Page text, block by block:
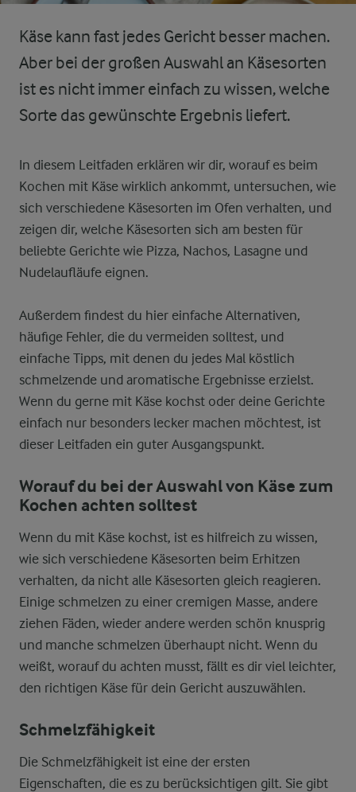
Käse kann fast jedes Gericht besser machen.
Aber bei der großen Auswahl an Käsesorten
ist es nicht immer einfach zu wissen, welche
Sorte das gewünschte Ergebnis liefert.
In diesem Leitfaden erklären wir dir, worauf es beim
Kochen mit Käse wirklich ankommt, untersuchen, wie
sich verschiedene Käsesorten im Ofen verhalten, und
zeigen dir, welche Käsesorten sich am besten für
beliebte Gerichte wie Pizza, Nachos, Lasagne und
Nudelaufläufe eignen.
Außerdem findest du hier einfache Alternativen,
häufige Fehler, die du vermeiden solltest, und
einfache Tipps, mit denen du jedes Mal köstlich
schmelzende und aromatische Ergebnisse erzielst.
Wenn du gerne mit Käse kochst oder deine Gerichte
einfach nur besonders lecker machen möchtest, ist
dieser Leitfaden ein guter Ausgangspunkt.
Worauf du bei der Auswahl von Käse zum
Kochen achten solltest
Wenn du mit Käse kochst, ist es hilfreich zu wissen,
wie sich verschiedene Käsesorten beim Erhitzen
verhalten, da nicht alle Käsesorten gleich reagieren.
Einige schmelzen zu einer cremigen Masse, andere
ziehen Fäden, wieder andere werden schön knusprig
und manche schmelzen überhaupt nicht. Wenn du
weißt, worauf du achten musst, fällt es dir viel leichter,
den richtigen Käse für dein Gericht auszuwählen.
Schmelzfähigkeit
Die Schmelzfähigkeit ist eine der ersten
Eigenschaften, die es zu berücksichtigen gilt. Sie gibt